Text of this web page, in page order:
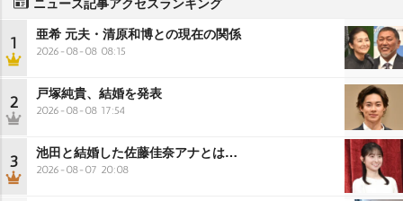
1 亜希 元夫・清原和博との現在の関係
2026-08-08 08:15
2 戸塚純貴、結婚を発表
2026-08-08 17:54
3 池田と結婚した佐藤佳奈アナとは…
2026-08-07 20:08